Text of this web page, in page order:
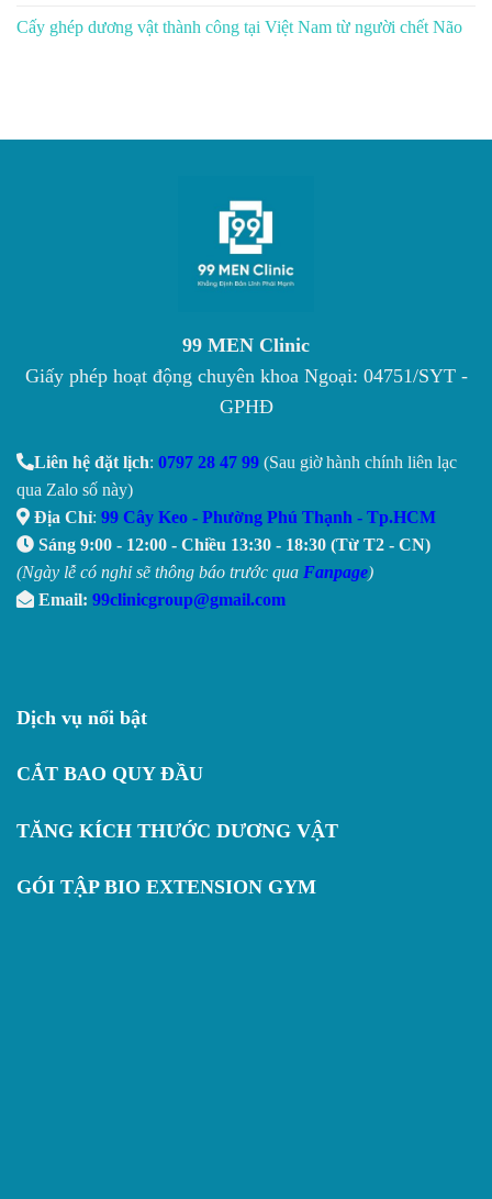
Cấy ghép dương vật thành công tại Việt Nam từ người chết Não
99 MEN Clinic
Giấy phép hoạt động chuyên khoa Ngoại: 04751/SYT -
GPHĐ
Liên hệ đặt lịch: 0797 28 47 99 (Sau giờ hành chính liên lạc
qua Zalo số này)
Địa Chỉ: 99 Cây Keo - Phường Phú Thạnh - Tp.HCM
Sáng 9:00 - 12:00 - Chiều 13:30 - 18:30 (Từ T2 - CN)
(Ngày lễ có nghỉ sẽ thông báo trước qua Fanpage)
Email: 99clinicgroup@gmail.com
Dịch vụ nổi bật
CẮT BAO QUY ĐẦU
TĂNG KÍCH THƯỚC DƯƠNG VẬT
GÓI TẬP BIO EXTENSION GYM